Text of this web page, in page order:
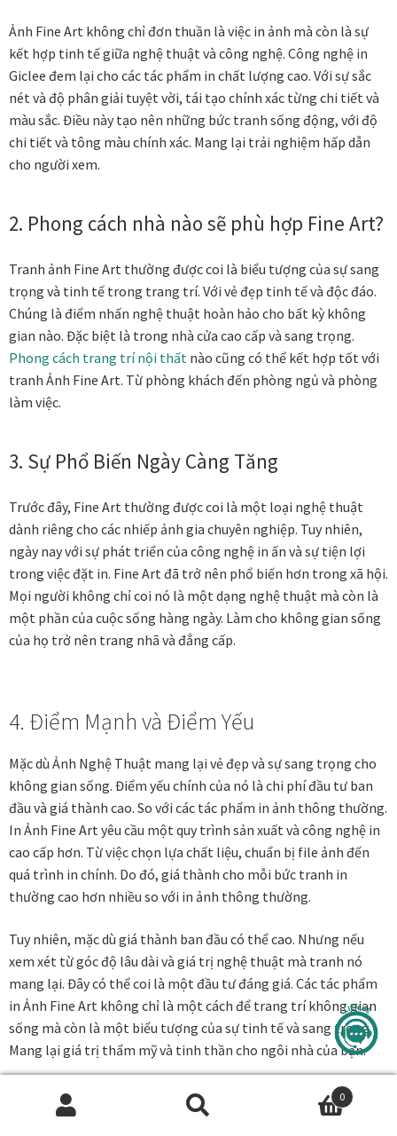
Ảnh Fine Art không chỉ đơn thuần là việc in ảnh mà còn là sự
kết hợp tinh tế giữa nghệ thuật và công nghệ. Công nghệ in
Giclee đem lại cho các tác phẩm in chất lượng cao. Với sự sắc
nét và độ phân giải tuyệt vời, tái tạo chính xác từng chi tiết và
màu sắc. Điều này tạo nên những bức tranh sống động, với độ
chi tiết và tông màu chính xác. Mang lại trải nghiệm hấp dẫn
cho người xem.
2. Phong cách nhà nào sẽ phù hợp Fine Art?
Tranh ảnh Fine Art thường được coi là biểu tượng của sự sang
trọng và tinh tế trong trang trí. Với vẻ đẹp tinh tế và độc đáo.
Chúng là điểm nhấn nghệ thuật hoàn hảo cho bất kỳ không
gian nào. Đặc biệt là trong nhà cửa cao cấp và sang trọng.
Phong cách trang trí nội thất nào cũng có thể kết hợp tốt với
tranh Ảnh Fine Art. Từ phòng khách đến phòng ngủ và phòng
làm việc.
3. Sự Phổ Biến Ngày Càng Tăng
Trước đây, Fine Art thường được coi là một loại nghệ thuật
dành riêng cho các nhiếp ảnh gia chuyên nghiệp. Tuy nhiên,
ngày nay với sự phát triển của công nghệ in ấn và sự tiện lợi
trong việc đặt in. Fine Art đã trở nên phổ biến hơn trong xã hội.
Mọi người không chỉ coi nó là một dạng nghệ thuật mà còn là
một phần của cuộc sống hàng ngày. Làm cho không gian sống
của họ trở nên trang nhã và đẳng cấp.
4. Điểm Mạnh và Điểm Yếu
Mặc dù Ảnh Nghệ Thuật mang lại vẻ đẹp và sự sang trọng cho
không gian sống. Điểm yếu chính của nó là chi phí đầu tư ban
đầu và giá thành cao. So với các tác phẩm in ảnh thông thường.
In Ảnh Fine Art yêu cầu một quy trình sản xuất và công nghệ in
cao cấp hơn. Từ việc chọn lựa chất liệu, chuẩn bị file ảnh đến
quá trình in chính. Do đó, giá thành cho mỗi bức tranh in
thường cao hơn nhiều so với in ảnh thông thường.
Tuy nhiên, mặc dù giá thành ban đầu có thể cao. Nhưng nếu
xem xét từ góc độ lâu dài và giá trị nghệ thuật mà tranh nó
mang lại. Đây có thể coi là một đầu tư đáng giá. Các tác phẩm
in Ảnh Fine Art không chỉ là một cách để trang trí không gian
sống mà còn là một biểu tượng của sự tinh tế và sang trọng.
Mang lại giá trị thẩm mỹ và tinh thần cho ngôi nhà của bạn.
In Tranh Fine Art Ở Đâu? Khám Phá Lựa
0